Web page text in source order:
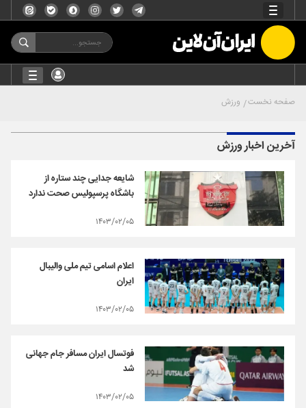
صفحه نخست ورزش
آخرین اخبار ورزش
شایعه جدایی چند ستاره از
باشگاه پرسپولیس صحت ندارد
۱۴۰۳/۰۲/۰۵
اعلام اسامی تیم ملی والیبال
ایران
۱۴۰۳/۰۲/۰۵
فوتسال ایران مسافر جام جهانی
شد
۱۴۰۳/۰۲/۰۵